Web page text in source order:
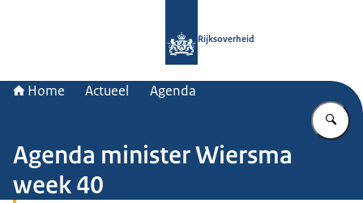
Rijksoverheid
Home Actueel Agenda
Agenda minister Wiersma
week 40